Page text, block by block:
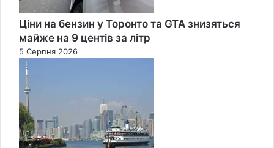
Ціни на бензин у Торонто та GTA знизяться
майже на 9 центів за літр
5 Серпня 2026